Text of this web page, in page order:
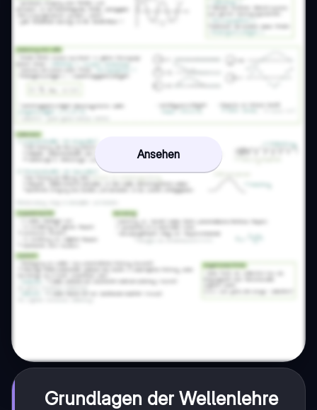
Ansehen
Grundlagen der Wellenlehre